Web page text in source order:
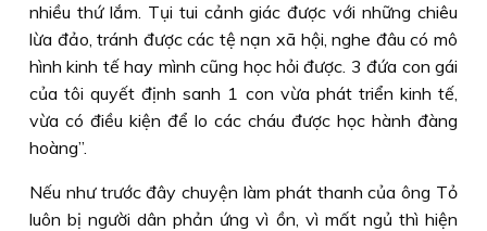
nhiều thứ lắm. Tụi tui cảnh giác được với những chiêu
lừa đảo, tránh được các tệ nạn xã hội, nghe đâu có mô
hình kinh tế hay mình cũng học hỏi được. 3 đứa con gái
của tôi quyết định sanh 1 con vừa phát triển kinh tế,
vừa có điều kiện để lo các cháu được học hành đàng
hoàng”.
Nếu như trước đây chuyện làm phát thanh của ông Tỏ
luôn bị người dân phản ứng vì ồn, vì mất ngủ thì hiện